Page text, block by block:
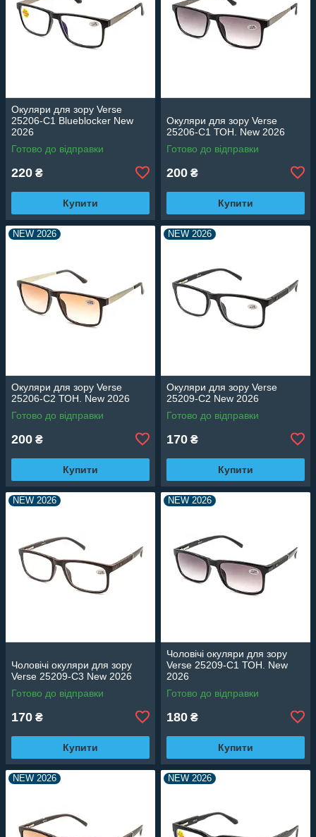
Окуляри для зору Verse
25206-C1 Blueblocker New
2026
Готово до відправки
220 ₴
Купити
Окуляри для зору Verse
25206-C1 ТОН. New 2026
Готово до відправки
200 ₴
Купити
NEW 2026
Окуляри для зору Verse
25206-C2 ТОН. New 2026
Готово до відправки
200 ₴
Купити
NEW 2026
Окуляри для зору Verse
25209-C2 New 2026
Готово до відправки
170 ₴
Купити
NEW 2026
Чоловічі окуляри для зору
Verse 25209-C3 New 2026
Готово до відправки
170 ₴
Купити
NEW 2026
Чоловічі окуляри для зору
Verse 25209-C1 ТОН. New
2026
Готово до відправки
180 ₴
Купити
NEW 2026 NEW 2026